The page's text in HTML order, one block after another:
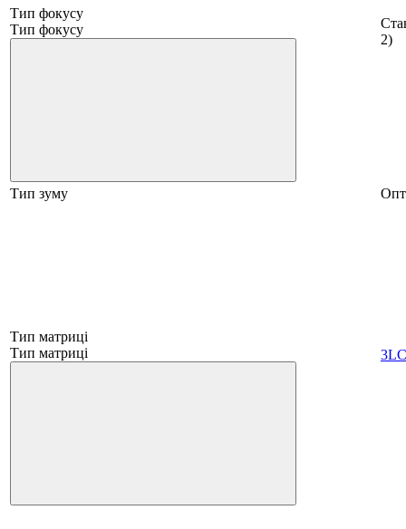
Тип фокусу
Тип фокусу
2)
Тип зуму
Тип матриці
Тип матриці